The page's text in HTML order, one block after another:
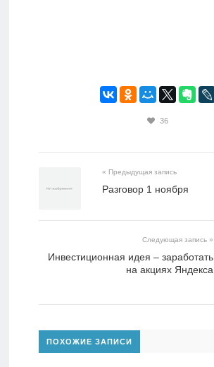
36
« Предыдущая запись
Разговор 1 ноября
Следующая запись »
Инвестиционная идея – заработать
на акциях Яндекса
ПОХОЖИЕ ЗАПИСИ